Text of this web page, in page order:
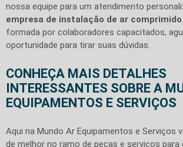
nossa equipe para um atendimento
empresa de instalação de ar comprimido
formada por colaboradores capacitados,
oportunidade para tirar suas dúvidas.
CONHEÇA MAIS DETALHES
INTERESSANTES SOBRE A
EQUIPAMENTOS E SERVIÇOS
Aqui na Mundo Ar Equipamentos e Serviços
de melhor no ramo de peças e serviços